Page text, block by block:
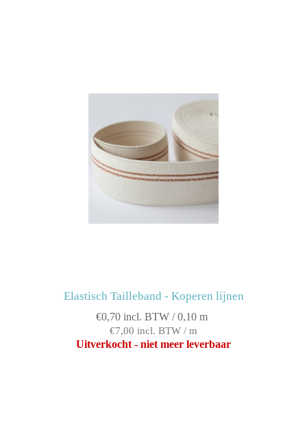
Elastisch Tailleband - Koperen lijnen
€0,70 incl. BTW / 0,10 m
€7,00 incl. BTW / m
Uitverkocht - niet meer leverbaar